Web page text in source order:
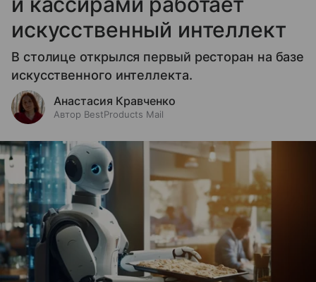
искусственный интеллект
В столице открылся первый ресторан на базе
искусственного интеллекта.
Анастасия Кравченко
Автор BestProducts Mail